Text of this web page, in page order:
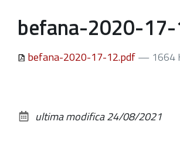
befana-2020-
befana-2020-17-12.pdf— 1664
documento
ultima modifica24/08/2021